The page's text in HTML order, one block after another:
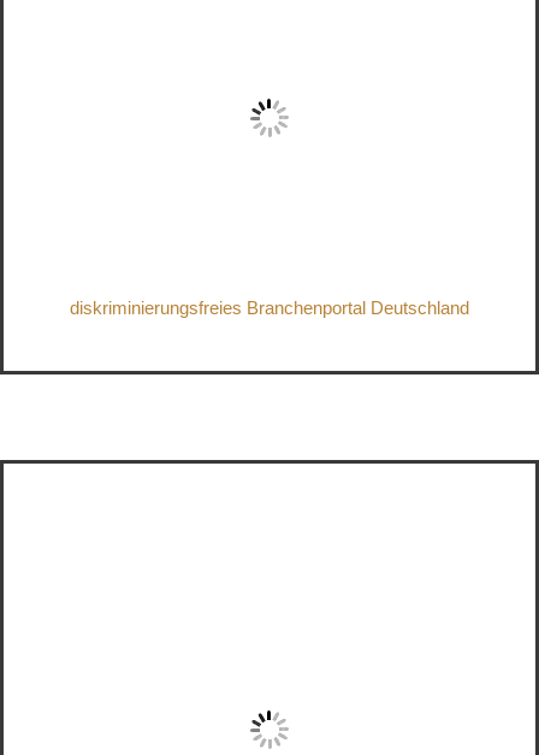
diskriminierungsfreies Branchenportal Deutschland